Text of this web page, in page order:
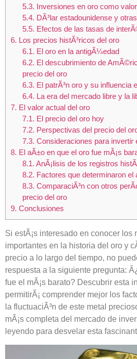
5.3. Inversiones en oro como
5.4. DÃ³lar estadounidense y
5.5. Efectos de las tasas de
6. Los precios histÃ³ricos del oro
6.1. El oro en la antigÃ¼edad
6.2. El descubrimiento de
precio del oro
6.3. El patrÃ³n oro y su influencia
6.4. La era del mercado libre y la
7. El valor actual del oro
7.1. El precio del oro hoy
7.2. Perspectivas del precio del
7.3. Consideraciones para invertir
8. El aÃ±o en que el oro fue mÃ¡s
8.1. AnÃ¡lisis de los registros
8.2. Factores que determinaron el
8.3. ComparaciÃ³n con otros
precio del oro
9. Conclusiones
Si estÃ¡s interesado en conocer los
importantes en la historia del oro y
precio a lo largo del tiempo, no
respuesta a la siguiente pregunta:
fue el mÃ¡s barato? Descubrir esta
permitirÃ¡ comprender mejor los
la fluctuaciÃ³n de este metal
mÃ¡s completa del mercado de
leyendo para desvelar esta